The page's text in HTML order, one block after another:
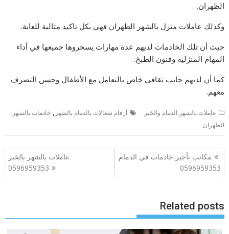
الظهران.
وكذلك عاملات منزل بالشهر الظهران فهي بكل تاكيد مثالية للغاية.
حيث أن تلك الخادمات لديهم عدة مهارات يسخروها جميعها في أداء
المهام المنزلية وفنون الطبخ.
كما أن لديهم جانب ثقافي خاص بالتعامل مع الأطفال وحسن التصرف
معهم.
عاملات بالشهر الدمام والخبر أرقام شغالات بالدمام بالشهر ,خادمات بالشهر
الظهران
تصفّح
المقالات
مكاتب تأجير خادمات في الدمام
0596959353
عاملات بالشهر بالخبر
0596959353
Related posts